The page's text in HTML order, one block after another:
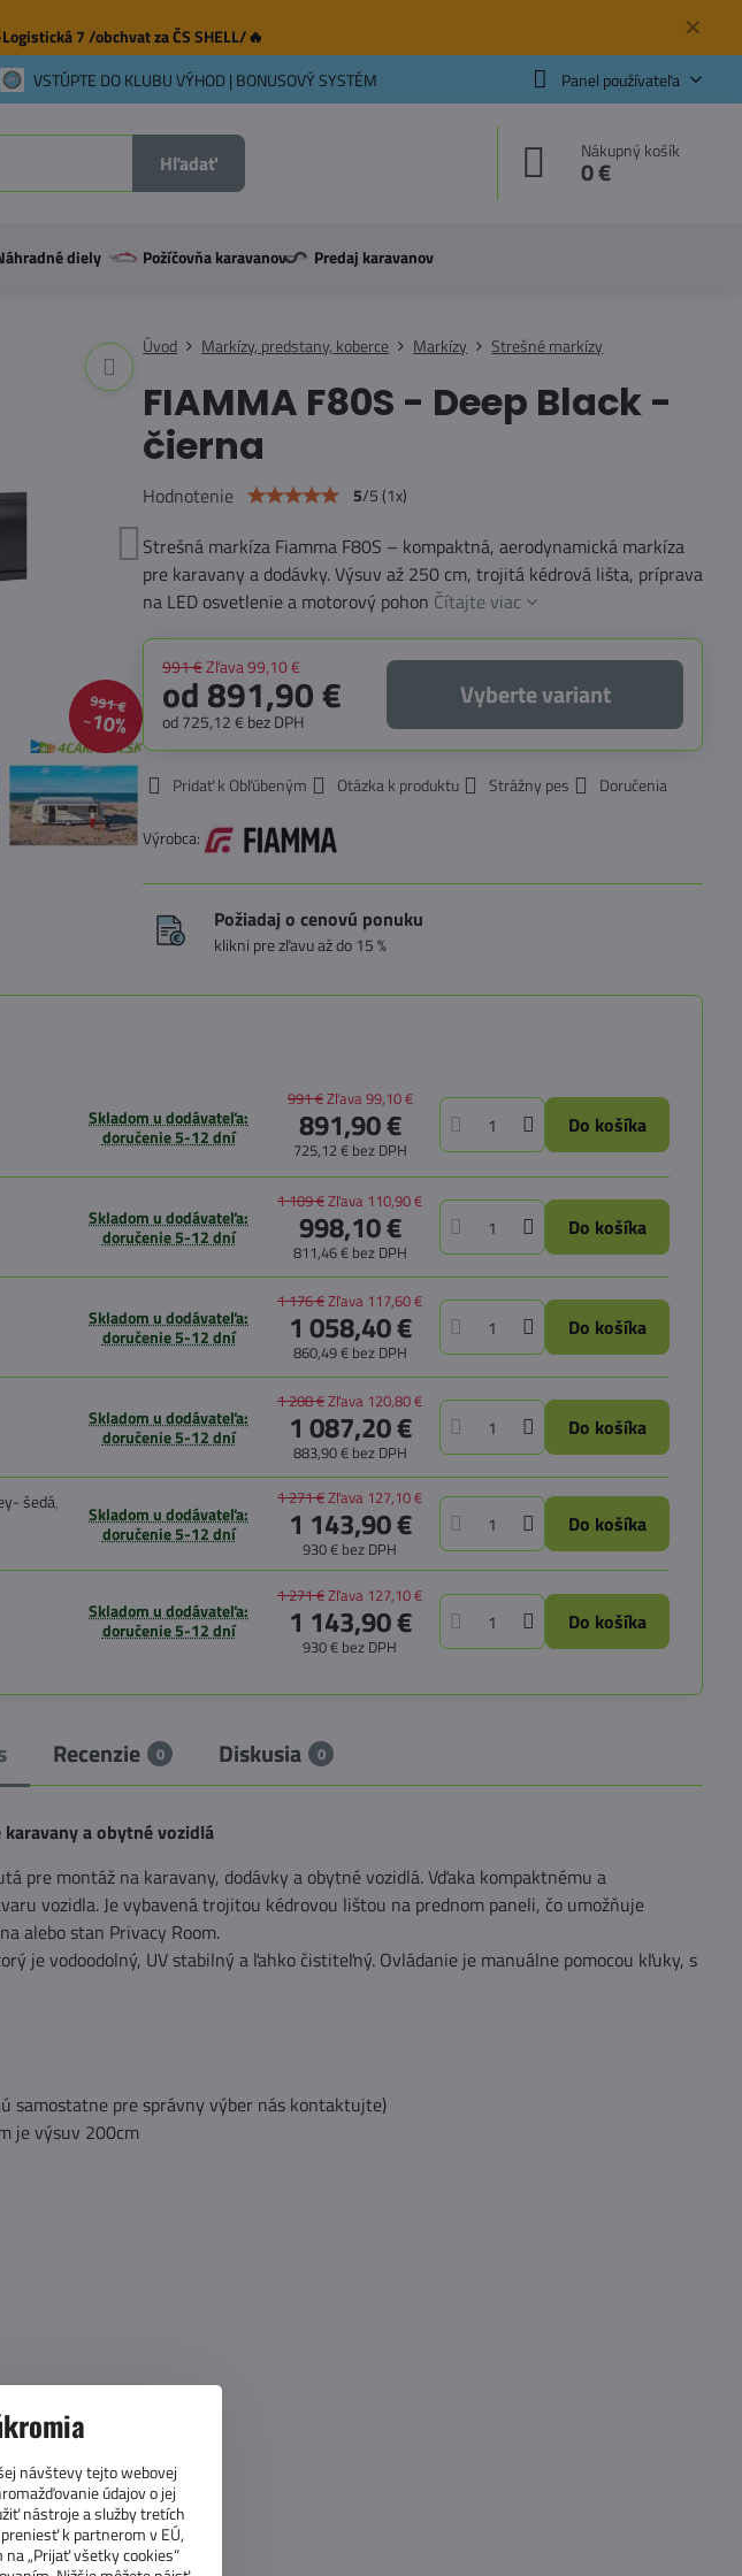
✕
7 /obchvat za ČS SHELL/🔥
VSTÚPTE DO KLUBU VÝHOD | BONUSOVÝ SYSTÉM Panel používateľa
Hľadať Nákupný košík
0 €
diely Požíčovňa karavanov Predaj karavanov
991 €
10%
Úvod Markízy, predstany, koberce Markízy Strešné markízy
FIAMMA F80S - Deep Black -
čierna
Hodnotenie 5/5(1x)
Strešná markíza Fiamma F80S – kompaktná, aerodynamická markíza
pre karavany a dodávky. Výsuv až 250 cm, trojitá kédrová lišta, príprava
na LED osvetlenie a motorový pohon Čítajte viac
991 €Zľava99,10 €
od 891,90 €
od 725,12 € bez DPH
Vyberte variant
Pridať k Obľúbeným Otázka k produktu Strážny pes Doručenia
Výrobca:
Požiadaj o cenovú ponuku
klikni pre zľavu až do 15 %
Skladom u dodávateľa:
doručenie 5-12 dní
991 €Zľava 99,10 €
891,90 €
725,12 € bez DPH
Do košíka
Skladom u dodávateľa:
doručenie 5-12 dní
1 109 €Zľava 110,90 €
998,10 €
811,46 € bez DPH
Do košíka
Skladom u dodávateľa:
doručenie 5-12 dní
1 176 €Zľava 117,60 €
1 058,40 €
860,49 € bez DPH
Do košíka
Skladom u dodávateľa:
doručenie 5-12 dní
1 208 €Zľava 120,80 €
1 087,20 €
883,90 € bez DPH
Do košíka
šedá,
Skladom u dodávateľa:
doručenie 5-12 dní
1 271 €Zľava 127,10 €
1 143,90 €
930 € bez DPH
Do košíka
Skladom u dodávateľa:
doručenie 5-12 dní
1 271 €Zľava 127,10 €
1 143,90 €
930 € bez DPH
Do košíka
Recenzie 0 Diskusia 0
a obytné vozidlá
pre montáž na karavany, dodávky a obytné vozidlá. Vďaka kompaktnému a
vozidla. Je vybavená trojitou kédrovou lištou na prednom paneli, čo umožňuje
alebo stan Privacy Room.
je vodoodolný, UV stabilný a ľahko čistiteľný. Ovládanie je manuálne pomocou kľuky, s
samostatne pre správny výber nás kontaktujte)
je výsuv 200cm
balenia)
balenia)
návštevy tejto webovej
údajov o jej
nástroje a služby tretích
k partnerom v EÚ,
„Prijať všetky cookies“